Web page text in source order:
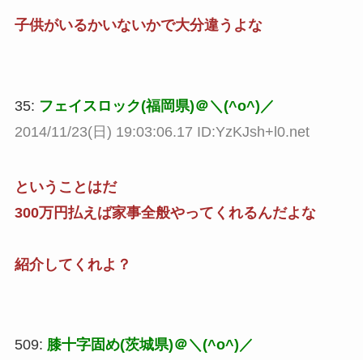
子供がいるかいないかで大分違うよな
35: フェイスロック(福岡県)＠＼(^o^)／
2014/11/23(日) 19:03:06.17 ID:YzKJsh+l0.net
ということはだ
300万円払えば家事全般やってくれるんだよな
紹介してくれよ？
509: 膝十字固め(茨城県)＠＼(^o^)／